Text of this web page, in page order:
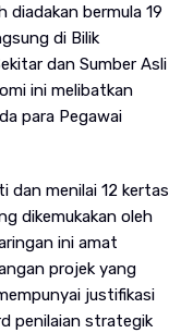
diadakan bermula 19
di Bilik
dan Sumber Asli
ini melibatkan
para Pegawai
dan menilai 12 kertas
dikemukakan oleh
ini amat
projek yang
justifikasi
penilaian strategik